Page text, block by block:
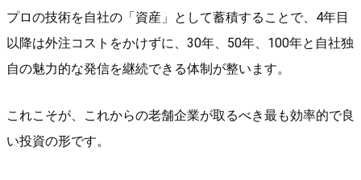
プロの技術を自社の「資産」として蓄積することで、4年目
以降は外注コストをかけずに、30年、50年、100年と自社独
自の魅力的な発信を継続できる体制が整います。
これこそが、これからの老舗企業が取るべき最も効率的で良
い投資の形です。